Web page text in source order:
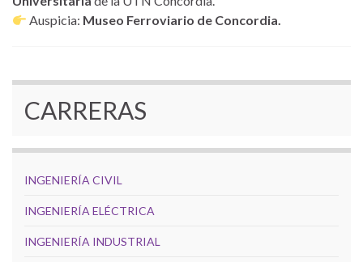
Auspicia: Museo Ferroviario de Concordia.
CARRERAS
INGENIERÍA CIVIL
INGENIERÍA ELÉCTRICA
INGENIERÍA INDUSTRIAL